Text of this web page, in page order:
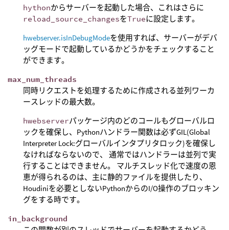
hythonからサーバーを起動した場合、これはさらに
reload_source_changesをTrueに設定します。
hwebserver.isInDebugModeを使用すれば、サーバーがデバ
ッグモードで起動しているかどうかをチェックすること
ができます。
max_num_threads
同時リクエストを処理するために作成される並列ワーカ
ースレッドの最大数。
hwebserverパッケージ内のどのコールもグローバルロ
ックを確保し、Pythonハンドラー関数は必ずGIL(Global
Interpreter Lock:グローバルインタプリタロック)を確保し
なければならないので、 通常ではハンドラーは並列で実
行することはできません。 マルチスレッド化で速度の恩
恵が得られるのは、主に静的ファイルを提供したり、
Houdiniを必要としないPythonからのI/O操作のブロッキン
グをする時です。
in_background